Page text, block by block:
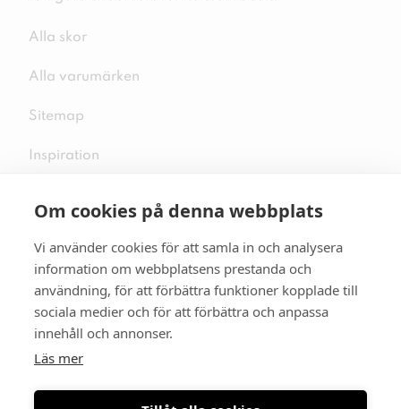
Om cookies på denna webbplats
Vi använder cookies för att samla in och analysera
information om webbplatsens prestanda och
användning, för att förbättra funktioner kopplade till
sociala medier och för att förbättra och anpassa
innehåll och annonser.
Läs mer
Alla skor
Alla varumärken
Sitemap
Inspiration
Följ oss på sociala medier
Se mer skor: skopunkten.se